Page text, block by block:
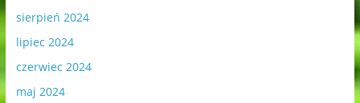
sierpień 2024
lipiec 2024
czerwiec 2024
maj 2024